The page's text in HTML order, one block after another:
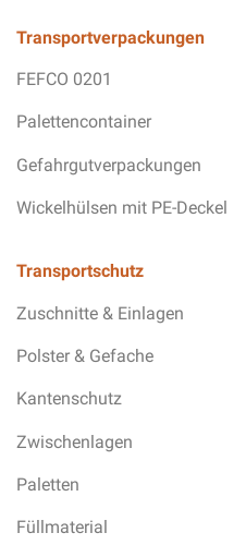
Transportverpackungen
FEFCO 0201
Palettencontainer
Gefahrgutverpackungen
Wickelhülsen mit PE-Deckel
Transportschutz
Zuschnitte & Einlagen
Polster & Gefache
Kantenschutz
Zwischenlagen
Paletten
Füllmaterial